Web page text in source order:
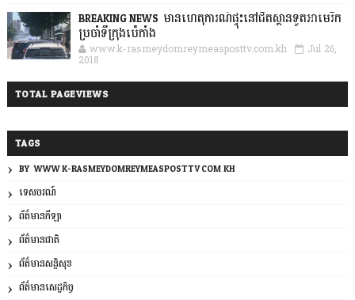
BREAKING NEWS: មានហេតុការណ៍ផ្ទុះនៅជិតស្ថានទូតអាមេរិក
ប្រចាំទីក្រុងប៉េកាំង
www.k-rasmeydomreymeasposttv.com.kh Jul 26,
2018
TOTAL PAGEVIEWS
TAGS
BY: WWW.K-RASMEYDOMREYMEASPOSTTV.COM.KH
ទេសចរណ៍
ព័ត៌មានកីឡា
ព័ត៌មានជាតិ
ព័ត៌មានសន្តិសុខ
ព័ត៌មានសេដ្ឋកិច្ច